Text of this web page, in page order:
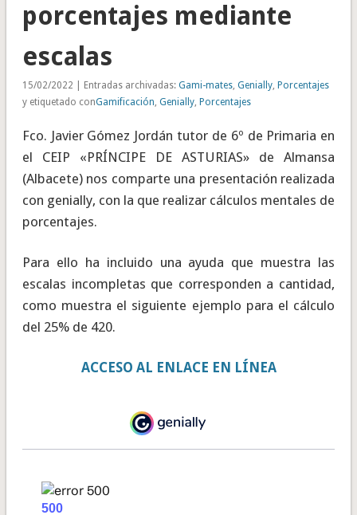
porcentajes mediante
escalas
15/02/2022 | Entradas archivadas: Gami-mates, Genially, Porcentajes
y etiquetado conGamificación, Genially, Porcentajes
Fco. Javier Gómez Jordán tutor de 6º de Primaria en
el CEIP «PRÍNCIPE DE ASTURIAS» de Almansa
(Albacete) nos comparte una presentación realizada
con genially, con la que realizar cálculos mentales de
porcentajes.
Para ello ha incluido una ayuda que muestra las
escalas incompletas que corresponden a cantidad,
como muestra el siguiente ejemplo para el cálculo
del 25% de 420.
ACCESO AL ENLACE EN LÍNEA